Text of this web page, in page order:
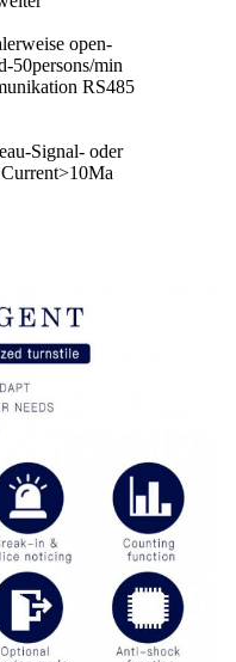
open-
50persons/min
RS485
Signal- oder